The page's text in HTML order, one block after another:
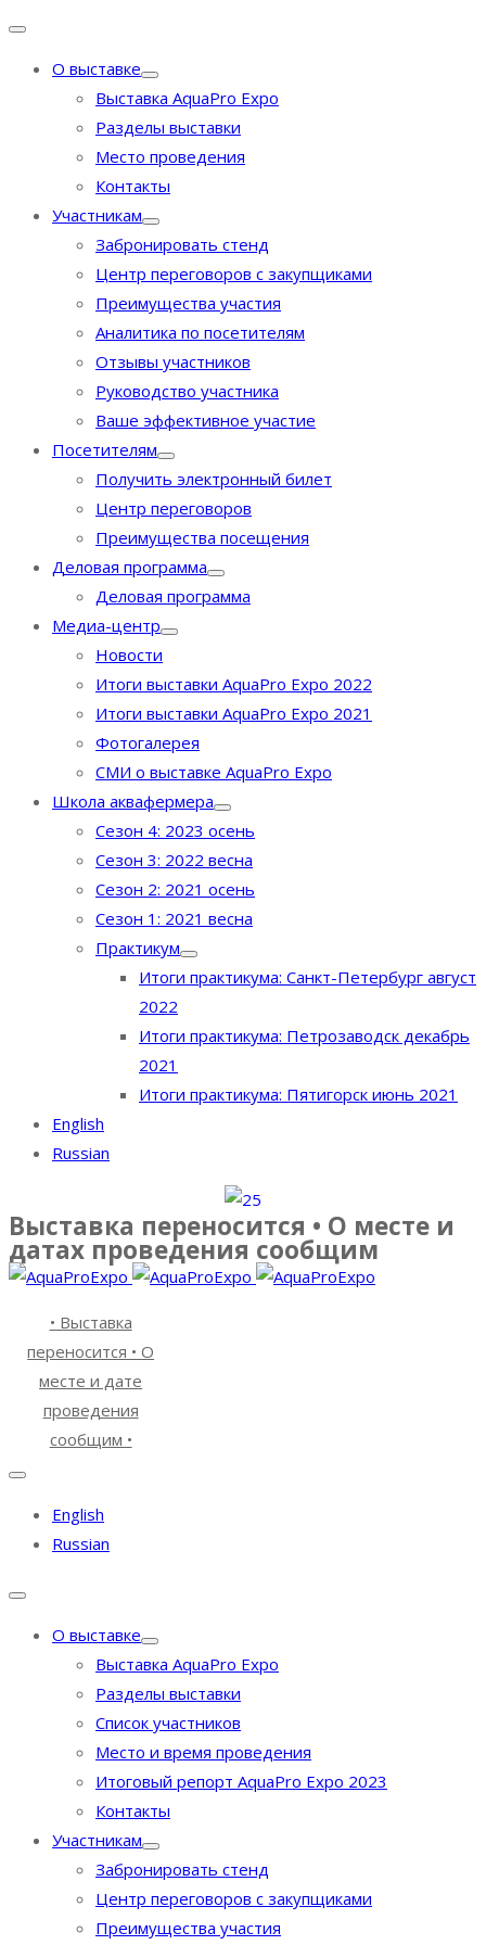
О выставке
Выставка AquaPro Expo
Разделы выставки
Место проведения
Контакты
Участникам
Забронировать стенд
Центр переговоров с закупщиками
Преимущества участия
Аналитика по посетителям
Отзывы участников
Руководство участника
Ваше эффективное участие
Посетителям
Получить электронный билет
Центр переговоров
Преимущества посещения
Деловая программа
Деловая программа
Медиа-центр
Новости
Итоги выставки AquaPro Expo 2022
Итоги выставки AquaPro Expo 2021
Фотогалерея
СМИ о выставке AquaPro Expo
Школа аквафермера
Сезон 4: 2023 осень
Сезон 3: 2022 весна
Сезон 2: 2021 осень
Сезон 1: 2021 весна
Практикум
Итоги практикума: Санкт-Петербург август
2022
Итоги практикума: Петрозаводск декабрь
2021
Итоги практикума: Пятигорск июнь 2021
English
Russian
Выставка переносится • О месте и
датах проведения сообщим
• Выставка
переносится • О
месте и дате
проведения
сообщим •
English
Russian
О выставке
Выставка AquaPro Expo
Разделы выставки
Список участников
Место и время проведения
Итоговый репорт AquaPro Expo 2023
Контакты
Участникам
Забронировать стенд
Центр переговоров с закупщиками
Преимущества участия